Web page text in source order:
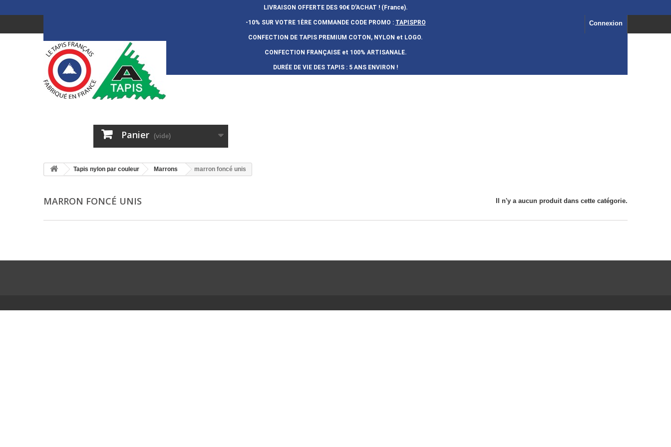
LIVRAISON OFFERTE DES 90€ D'ACHAT ! (France).
-10% SUR VOTRE 1ÈRE COMMANDECODE PROMO : TAPISPRO
CONFECTION DE TAPIS PREMIUM COTON, NYLON et LOGO.
CONFECTION FRAN ÇAISE et 100% ARTISANALE.
DURÉE DE VIE DES TAPIS : 5 ANS ENVIRON !
Connexion
Panier (vide)
Tapis nylon par couleur Marrons marron foncé unis
MARRON FONCÉ UNIS Il n'y a aucun produit dans cette catégorie.